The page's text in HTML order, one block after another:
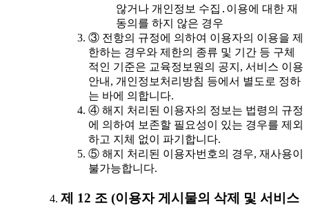
않거나 개인정보 수집․이용에 대한 재
동의를 하지 않은 경우
③ 전항의 규정에 의하여 이용자의 이용을 제
한하는 경우와 제한의 종류 및 기간 등 구체
적인 기준은 교육정보원의 공지, 서비스 이용
안내, 개인정보처리방침 등에서 별도로 정하
는 바에 의합니다.
④ 해지 처리된 이용자의 정보는 법령의 규정
에 의하여 보존할 필요성이 있는 경우를 제외
하고 지체 없이 파기합니다.
⑤ 해지 처리된 이용자번호의 경우, 재사용이
불가능합니다.
제 12 조 (이용자 게시물의 삭제 및 서비스